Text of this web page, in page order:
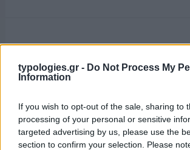
typologies.gr - Do Not Process My
Information
If you wish to opt-out of the sale, sharing to
processing of your personal or sensitive
targeted advertising by us, please use the
section to confirm your selection. Please